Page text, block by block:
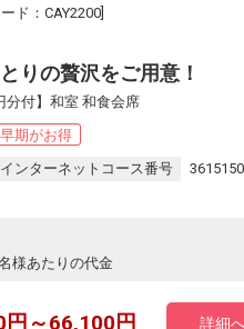
ド：CAY2200]
りの贅沢をご用意！
分付】和室 和食会席
早期がお得
インターネットコース番号
様あたりの代金
～66,100円 詳細